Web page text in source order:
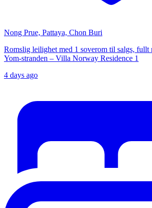
Nong Prue, Pattaya, Chon Buri
Romslig leilighet med 1 soverom til salgs,
Yom-stranden – Villa Norway Residence 1
4 days ago